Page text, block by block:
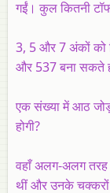
गईं। कुल कितनी
3, 5 और 7 अंकों को
और 537 बना सकते
एक संख्या में आठ जोड़
होगी?
वहाँ अलग-अलग
थीं और उनके